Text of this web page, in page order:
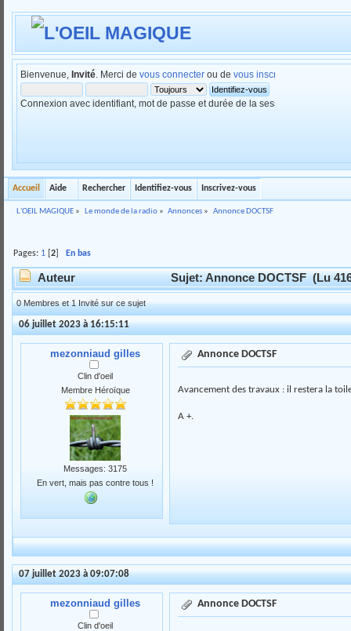
Bienvenue, Invité. Merci de vous connecterou de vous inscrire
Connexion avec identifiant, mot de passe et durée de la session
Accueil Aide Rechercher Identifiez-vous Inscrivez-vous
L'OEIL MAGIQUE » Le monde de la radio» Annonces » Annonce DOCTSF
Pages: 1 [2 En bas
Auteur Sujet: Annonce DOCTSF (Lu
0 Membres et 1 Invité sur ce sujet
06 juillet 2023 à 16:15:11
mezonniaud gilles
Clin d'oeil
Membre Héroïque
Messages: 3175
En vert, mais pas contre tous !
Annonce DOCTSF
Avancement des travaux : il restera la
A +.
07 juillet 2023 à 09:07:08
mezonniaud gilles
Clin d'oeil
Annonce DOCTSF